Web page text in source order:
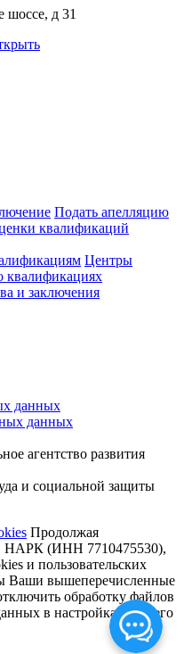
шоссе, д 31
Подать апелляцию
квалификаций
Центры
квалификациях
и заключения
данных
данных
агентство развития
и социальной защиты
Продолжая
НАРК (ИНН 7710475530),
и пользовательских
Ваши вышеперечисленные
обработку файлов
в настройках Вашего